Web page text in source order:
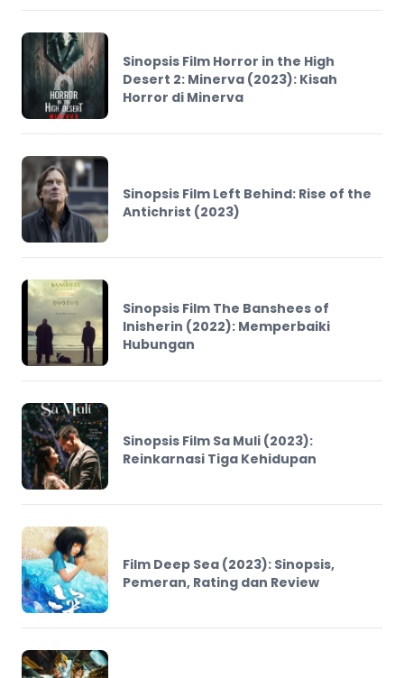
Sinopsis Film Horror in the High
Desert 2: Minerva (2023): Kisah
Horror di Minerva
Sinopsis Film Left Behind: Rise of the
Antichrist (2023)
Sinopsis Film The Banshees of
Inisherin (2022): Memperbaiki
Hubungan
Sinopsis Film Sa Muli (2023):
Reinkarnasi Tiga Kehidupan
Film Deep Sea (2023): Sinopsis,
Pemeran, Rating dan Review